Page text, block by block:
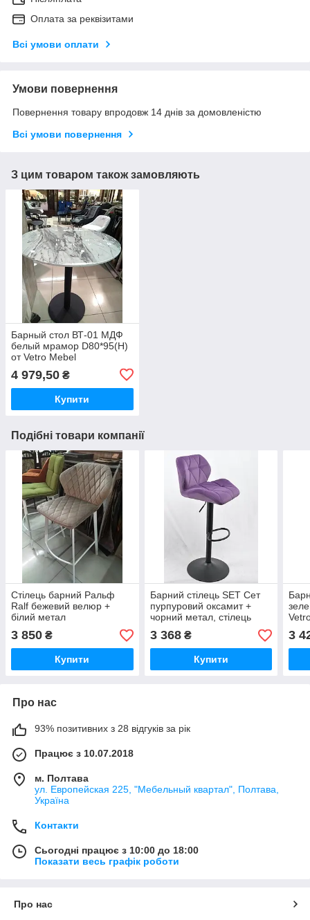
Оплата за реквізитами
Всі умови оплати
Умови повернення
Повернення товару впродовж 14 днів за домовленістю
Всі умови повернення
З цим товаром також замовляють
Барный стол ВТ-01 МДФ
белый мрамор D80*95(H)
от Vetro Mebel
4 979,50 ₴
Купити
Подібні товари компанії
Стілець барний Ральф
Ralf бежевий велюр +
білий метал
3 850 ₴
Купити
Барний стілець SET Сет
пурпуровий оксамит +
чорний метал, стілець
візажиста
3 368₴
Купити
3
Про нас
93% позитивних з 28 відгуків за рік
Працює з 10.07.2018
м. Полтава
ул. Европейская 225, "Мебельный квартал", Полтава,
Україна
Контакти
Сьогодні працює з 10:00 до 18:00
Показати весь графік роботи
Про нас